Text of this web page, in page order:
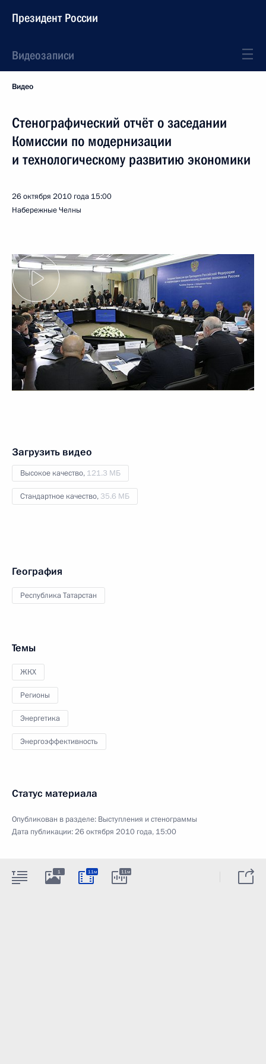
Президент России
Видеозаписи
Видео
Стенографический отчёт о заседании
Комиссии по модернизации
и технологическому развитию экономики
26 октября 2010 года 15:00
Набережные Челны
Загрузить видео
Высокое качество, 121.3 МБ
Стандартное качество, 35.6 МБ
География
Республика Татарстан
Темы
ЖКХ
Регионы
Энергетика
Энергоэффективность
Статус материала
Опубликован в разделе: Выступления и стенограммы
Дата публикации:26 октября 2010 года, 15:00
1 11м 11м